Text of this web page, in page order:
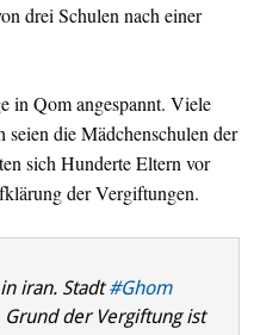
drei Schulen nach einer
in Qom angespannt. Viele
die Mädchenschulen der
sich Hunderte Eltern vor
der Vergiftungen.
iran. Stadt#Ghom
der Vergiftung ist